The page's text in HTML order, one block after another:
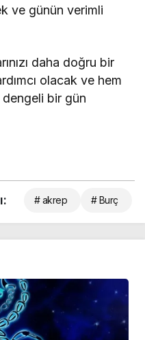
ve günün verimli
daha doğru bir
olacak ve hem
dengeli bir gün
# akrep # Burç